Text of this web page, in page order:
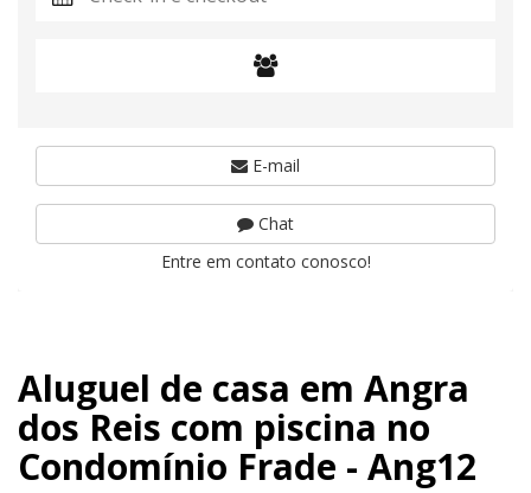
Aluguel de casa em Angra
dos Reis com piscina no
Condomínio Frade - Ang12
E-mail
Chat
Entre em contato conosco!